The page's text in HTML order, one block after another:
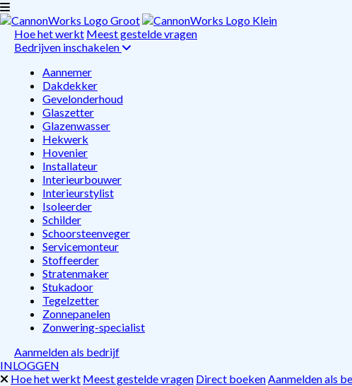
Hoe het werkt Meest gestelde vragen
Bedrijven inschakelen
Aannemer
Dakdekker
Gevelonderhoud
Glaszetter
Glazenwasser
Hekwerk
Hovenier
Installateur
Interieurbouwer
Interieurstylist
Isoleerder
Schilder
Schoorsteenveger
Servicemonteur
Stoffeerder
Stratenmaker
Stukadoor
Tegelzetter
Zonnepanelen
Zonwering-specialist
Aanmelden als bedrijf
INLOGGEN
Hoe het werkt Meest gestelde vragen Direct boekenAanmelden als